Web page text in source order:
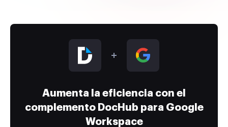
Aumenta la eficiencia con el
complemento DocHub para Google
Workspace